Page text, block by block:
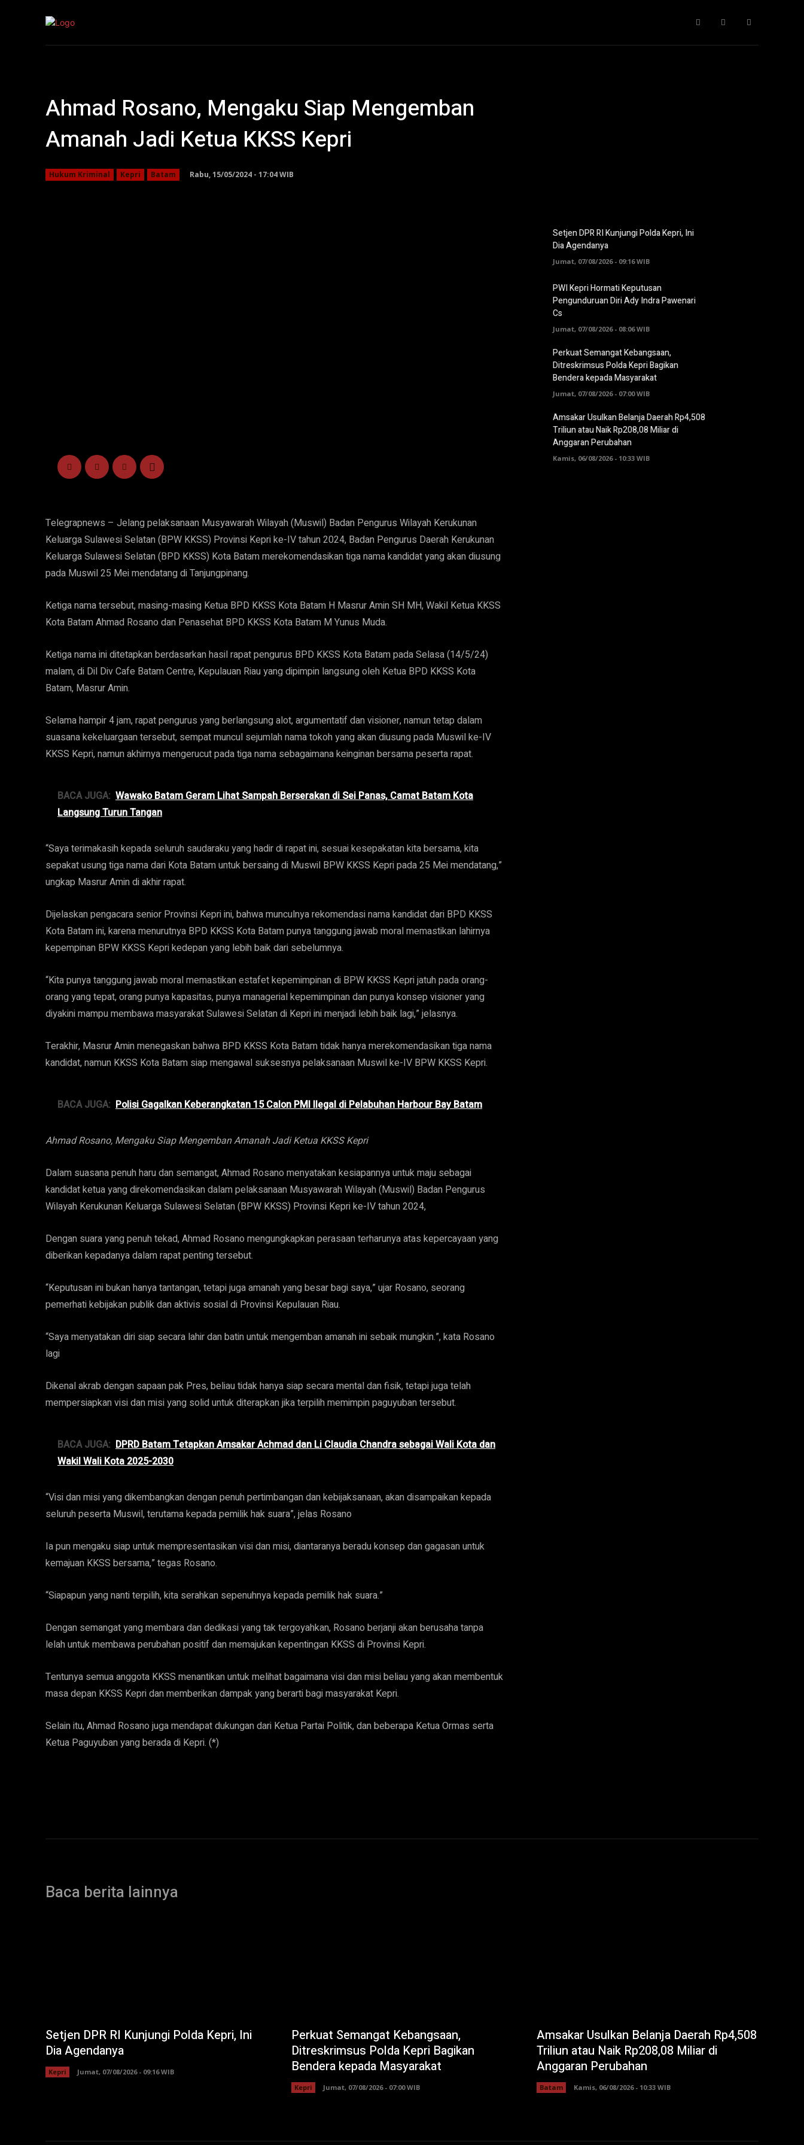
Pendidikan More
Ahmad Rosano, Mengaku Siap Mengemban
Amanah Jadi Ketua KKSS Kepri
Hukum Kriminal Kepri Batam Rabu, 15/05/2024 - 17:04 WIB
Telegrapnews – Jelang pelaksanaan Musyawarah Wilayah (Muswil) Badan Pengurus Wilayah Kerukunan
Keluarga Sulawesi Selatan (BPW KKSS) Provinsi Kepri ke-IV tahun 2024, Badan Pengurus Daerah Kerukunan
Keluarga Sulawesi Selatan (BPD KKSS) Kota Batam merekomendasikan tiga nama kandidat yang akan diusung
pada Muswil 25 Mei mendatang di Tanjungpinang.
Ketiga nama tersebut, masing-masing Ketua BPD KKSS Kota Batam H Masrur Amin SH MH, Wakil Ketua KKSS
Kota Batam Ahmad Rosano dan Penasehat BPD KKSS Kota Batam M Yunus Muda.
Ketiga nama ini ditetapkan berdasarkan hasil rapat pengurus BPD KKSS Kota Batam pada Selasa (14/5/24)
malam, di Dil Div Cafe Batam Centre, Kepulauan Riau yang dipimpin langsung oleh Ketua BPD KKSS Kota
Batam, Masrur Amin.
Selama hampir 4 jam, rapat pengurus yang berlangsung alot, argumentatif dan visioner, namun tetap dalam
suasana kekeluargaan tersebut, sempat muncul sejumlah nama tokoh yang akan diusung pada Muswil ke-IV
KKSS Kepri, namun akhirnya mengerucut pada tiga nama sebagaimana keinginan bersama peserta rapat.
BACA JUGA: Wawako Batam Geram Lihat Sampah Berserakan di Sei Panas, Camat Batam Kota
Langsung Turun Tangan
“Saya terimakasih kepada seluruh saudaraku yang hadir di rapat ini, sesuai kesepakatan kita bersama, kita
sepakat usung tiga nama dari Kota Batam untuk bersaing di Muswil BPW KKSS Kepri pada 25 Mei mendatang,”
ungkap Masrur Amin di akhir rapat.
Dijelaskan pengacara senior Provinsi Kepri ini, bahwa munculnya rekomendasi nama kandidat dari BPD KKSS
Kota Batam ini, karena menurutnya BPD KKSS Kota Batam punya tanggung jawab moral memastikan lahirnya
kepempinan BPW KKSS Kepri kedepan yang lebih baik dari sebelumnya.
“Kita punya tanggung jawab moral memastikan estafet kepemimpinan di BPW KKSS Kepri jatuh pada orang-
orang yang tepat, orang punya kapasitas, punya managerial kepemimpinan dan punya konsep visioner yang
diyakini mampu membawa masyarakat Sulawesi Selatan di Kepri ini menjadi lebih baik lagi,” jelasnya.
Terakhir, Masrur Amin menegaskan bahwa BPD KKSS Kota Batam tidak hanya merekomendasikan tiga nama
kandidat, namun KKSS Kota Batam siap mengawal suksesnya pelaksanaan Muswil ke-IV BPW KKSS Kepri.
BACA JUGA: Polisi Gagalkan Keberangkatan 15 Calon PMI Ilegal di Pelabuhan Harbour Bay Batam
Ahmad Rosano, Mengaku Siap Mengemban Amanah Jadi Ketua KKSS Kepri
Dalam suasana penuh haru dan semangat, Ahmad Rosano menyatakan kesiapannya untuk maju sebagai
kandidat ketua yang direkomendasikan dalam pelaksanaan Musyawarah Wilayah (Muswil) Badan Pengurus
Wilayah Kerukunan Keluarga Sulawesi Selatan (BPW KKSS) Provinsi Kepri ke-IV tahun 2024,
Dengan suara yang penuh tekad, Ahmad Rosano mengungkapkan perasaan terharunya atas kepercayaan yang
diberikan kepadanya dalam rapat penting tersebut.
“Keputusan ini bukan hanya tantangan, tetapi juga amanah yang besar bagi saya,” ujar Rosano, seorang
pemerhati kebijakan publik dan aktivis sosial di Provinsi Kepulauan Riau.
“Saya menyatakan diri siap secara lahir dan batin untuk mengemban amanah ini sebaik mungkin.”, kata Rosano
lagi
Dikenal akrab dengan sapaan pak Pres, beliau tidak hanya siap secara mental dan fisik, tetapi juga telah
mempersiapkan visi dan misi yang solid untuk diterapkan jika terpilih memimpin paguyuban tersebut.
BACA JUGA: DPRD Batam Tetapkan Amsakar Achmad dan Li Claudia Chandra sebagai Wali Kota dan
Wakil Wali Kota 2025-2030
“Visi dan misi yang dikembangkan dengan penuh pertimbangan dan kebijaksanaan, akan disampaikan kepada
seluruh peserta Muswil, terutama kepada pemilik hak suara”, jelas Rosano
Ia pun mengaku siap untuk mempresentasikan visi dan misi, diantaranya beradu konsep dan gagasan untuk
kemajuan KKSS bersama,” tegas Rosano.
“Siapapun yang nanti terpilih, kita serahkan sepenuhnya kepada pemilik hak suara.”
Dengan semangat yang membara dan dedikasi yang tak tergoyahkan, Rosano berjanji akan berusaha tanpa
lelah untuk membawa perubahan positif dan memajukan kepentingan KKSS di Provinsi Kepri.
Tentunya semua anggota KKSS menantikan untuk melihat bagaimana visi dan misi beliau yang akan membentuk
masa depan KKSS Kepri dan memberikan dampak yang berarti bagi masyarakat Kepri.
Selain itu, Ahmad Rosano juga mendapat dukungan dari Ketua Partai Politik, dan beberapa Ketua Ormas serta
Ketua Paguyuban yang berada di Kepri. (*)
Setjen DPR RI Kunjungi Polda Kepri, Ini
Dia Agendanya
Jumat, 07/08/2026 - 09:16 WIB
PWI Kepri Hormati Keputusan
Pengunduruan Diri Ady Indra Pawenari
Cs
Jumat, 07/08/2026 - 08:06 WIB
Perkuat Semangat Kebangsaan,
Ditreskrimsus Polda Kepri Bagikan
Bendera kepada Masyarakat
Jumat, 07/08/2026 - 07:00 WIB
Amsakar Usulkan Belanja Daerah Rp4,508
Triliun atau Naik Rp208,08 Miliar di
Anggaran Perubahan
Kamis, 06/08/2026 - 10:33 WIB
Baca berita lainnya
Setjen DPR RI Kunjungi Polda Kepri, Ini
Dia Agendanya
Kepri Jumat, 07/08/2026 - 09:16 WIB
Perkuat Semangat Kebangsaan,
Ditreskrimsus Polda Kepri Bagikan
Bendera kepada Masyarakat
Kepri Jumat, 07/08/2026 - 07:00 WIB
Amsakar Usulkan Belanja Daerah Rp4,508
Triliun atau Naik Rp208,08 Miliar di
Anggaran Perubahan
Batam Kamis, 06/08/2026 - 10:33 WIB